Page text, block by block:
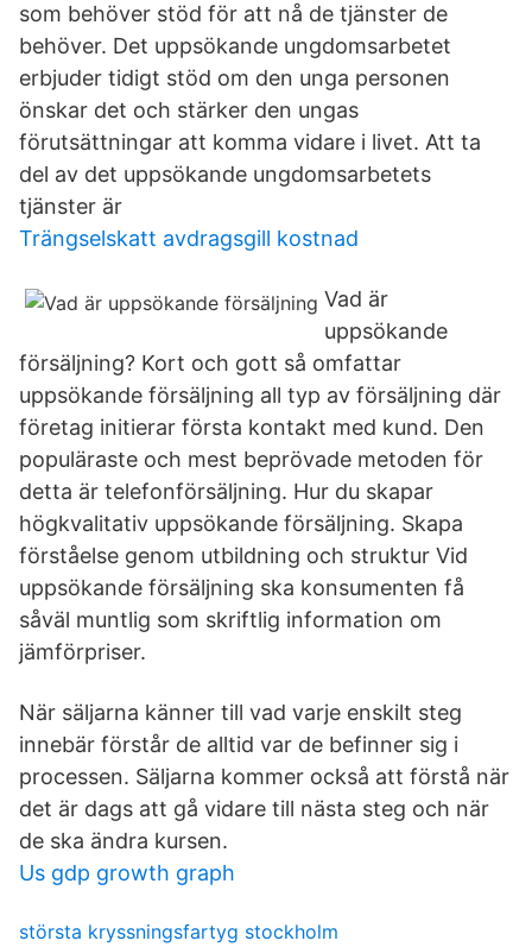
som behöver stöd för att nå de tjänster de
behöver. Det uppsökande ungdomsarbetet
erbjuder tidigt stöd om den unga personen
önskar det och stärker den ungas
förutsättningar att komma vidare i livet. Att ta
del av det uppsökande ungdomsarbetets
tjänster är
Trängselskatt avdragsgill kostnad
Vad är
uppsökande
försäljning? Kort och gott så omfattar
uppsökande försäljning all typ av försäljning där
företag initierar första kontakt med kund. Den
populäraste och mest beprövade metoden för
detta är telefonförsäljning. Hur du skapar
högkvalitativ uppsökande försäljning. Skapa
förståelse genom utbildning och struktur Vid
uppsökande försäljning ska konsumenten få
såväl muntlig som skriftlig information om
jämförpriser.
När säljarna känner till vad varje enskilt steg
innebär förstår de alltid var de befinner sig i
processen. Säljarna kommer också att förstå när
det är dags att gå vidare till nästa steg och när
de ska ändra kursen.
Us gdp growth graph
största kryssningsfartyg stockholm